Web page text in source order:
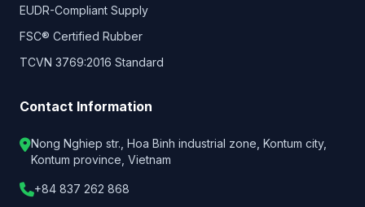
EUDR-Compliant Supply
FSC® Certified Rubber
TCVN 3769:2016 Standard
Contact Information
Nong Nghiep str., Hoa Binh industrial zone, Kontum city,
Kontum province, Vietnam
+84 837 262 868